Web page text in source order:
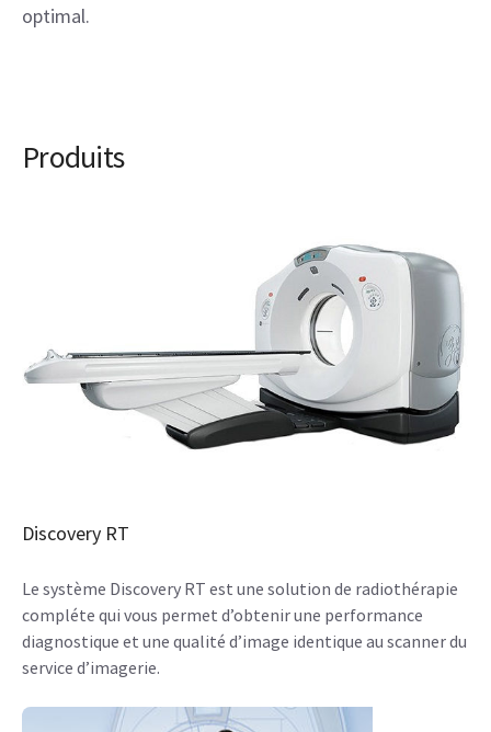
optimal.
Produits
Discovery RT
Le système Discovery RT est une solution de radiothérapie
compléte qui vous permet d’obtenir une performance
diagnostique et une qualité d’image identique au scanner du
service d’imagerie.